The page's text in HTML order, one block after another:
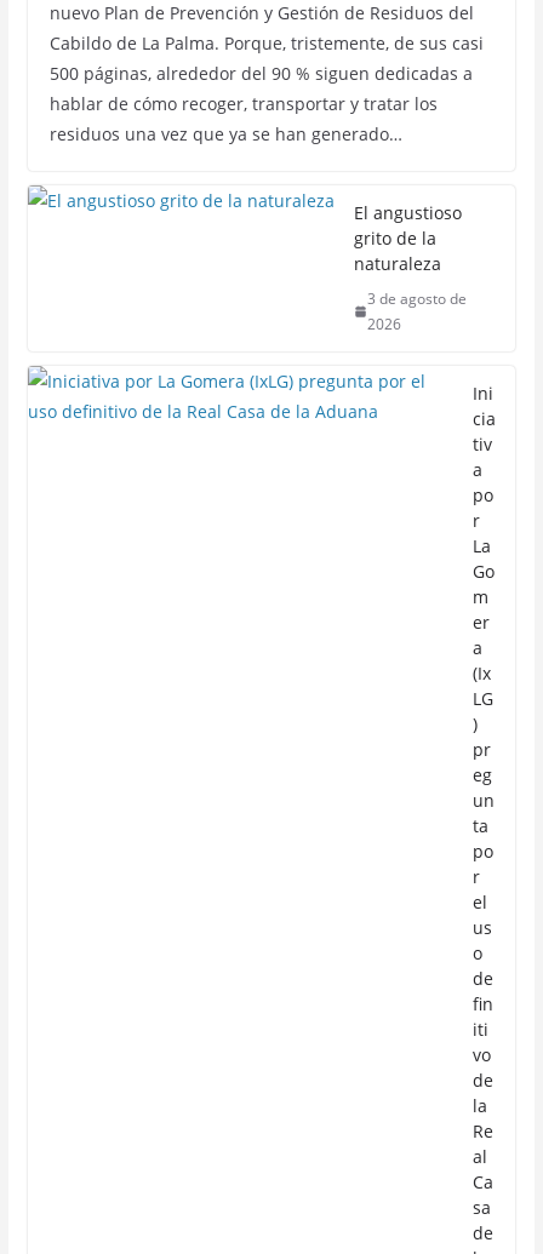
nuevo Plan de Prevención y Gestión de Residuos del
Cabildo de La Palma. Porque, tristemente, de sus casi
500 páginas, alrededor del 90 % siguen dedicadas a
hablar de cómo recoger, transportar y tratar los
residuos una vez que ya se han generado…
El angustioso
grito de la
naturaleza
3 de agosto de
2026
Ini
cia
tiv
a
po
r
La
Go
m
er
a
(Ix
LG
)
pr
eg
un
ta
po
r
el
us
o
de
fin
iti
vo
de
la
Re
al
Ca
sa
de